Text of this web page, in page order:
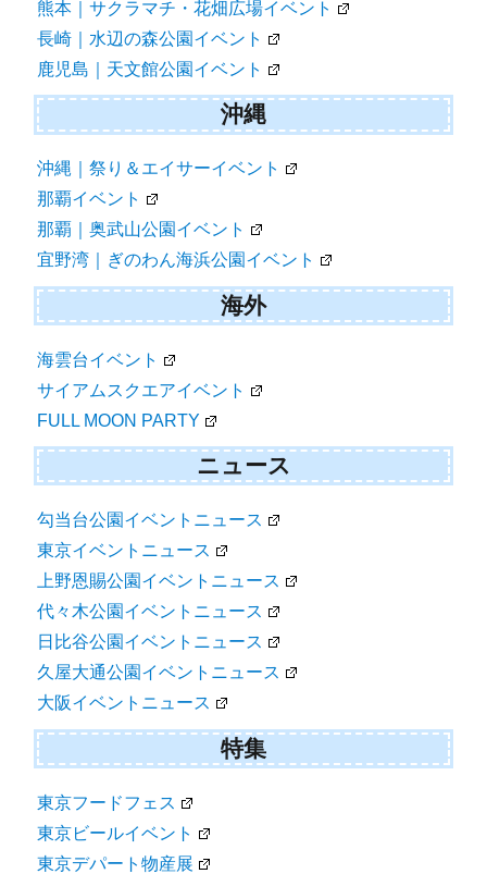
熊本｜サクラマチ・花畑広場イベント
長崎｜水辺の森公園イベント
鹿児島｜天文館公園イベント
沖縄
沖縄｜祭り＆エイサーイベント
那覇イベント
那覇｜奥武山公園イベント
宜野湾｜ぎのわん海浜公園イベント
海外
海雲台イベント
サイアムスクエアイベント
FULL MOON PARTY
ニュース
勾当台公園イベントニュース
東京イベントニュース
上野恩賜公園イベントニュース
代々木公園イベントニュース
日比谷公園イベントニュース
久屋大通公園イベントニュース
大阪イベントニュース
特集
東京フードフェス
東京ビールイベント
東京デパート物産展